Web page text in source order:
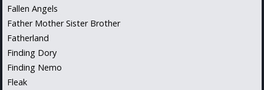
Fallen Angels
Father Mother Sister Brother
Fatherland
Finding Dory
Finding Nemo
Fleak